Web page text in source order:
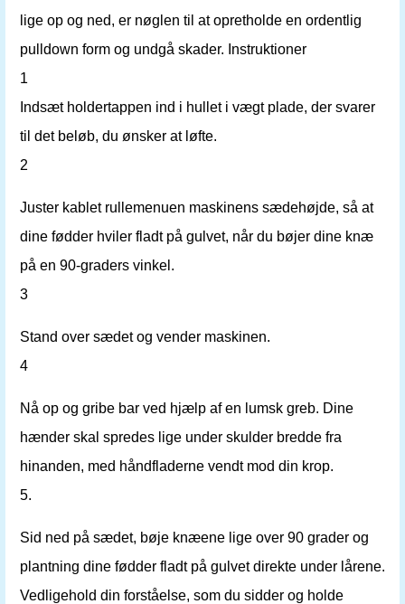
lige op og ned, er nøglen til at opretholde en ordentlig
pulldown form og undgå skader. Instruktioner
1
Indsæt holdertappen ind i hullet i vægt plade, der svarer
til det beløb, du ønsker at løfte.
2
Juster kablet rullemenuen maskinens sædehøjde, så at
dine fødder hviler fladt på gulvet, når du bøjer dine knæ
på en 90-graders vinkel.
3
Stand over sædet og vender maskinen.
4
Nå op og gribe bar ved hjælp af en lumsk greb. Dine
hænder skal spredes lige under skulder bredde fra
hinanden, med håndfladerne vendt mod din krop.
5.
Sid ned på sædet, bøje knæene lige over 90 grader og
plantning dine fødder fladt på gulvet direkte under lårene.
Vedligehold din forståelse, som du sidder og holde